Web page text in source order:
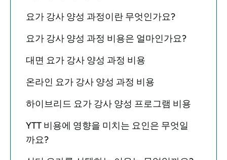
요가 강사 양성 과정이란 무엇인가요?
요가 강사 양성 과정 비용은 얼마인가요?
대면 요가 강사 양성 과정 비용
온라인 요가 강사 양성 과정 비용
하이브리드 요가 강사 양성 프로그램 비용
YTT 비용에 영향을 미치는 요인은 무엇일
까요?